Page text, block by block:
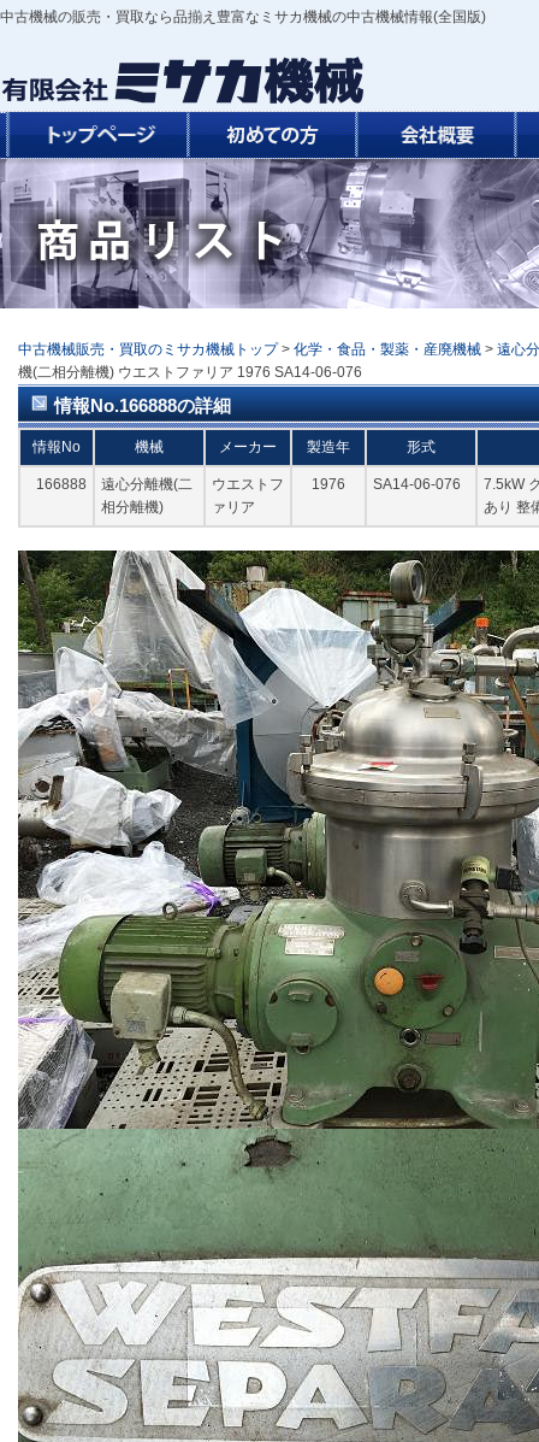
中古機械の販売・買取なら品揃え豊富なミサカ機械の中古機械情報(全国版)
中古機械販売・買取のミサカ機械トップ > 化学・食品・製薬・産廃機械 > 遠心
機(二相分離機) ウエストファリア 1976 SA14-06-076
情報No.166888の詳細
情報No 機械 メーカー 製造年 形式
166888
遠心分離機(二
相分離機)
ウエストフ
ァリア
1976 SA14-06-076
7.5kW
あり 整